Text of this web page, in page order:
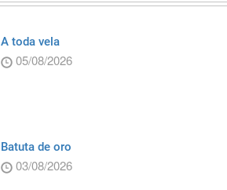
A toda vela
05/08/2026
Batuta de oro
03/08/2026